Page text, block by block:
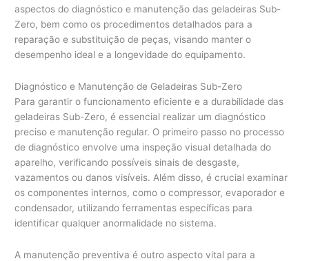
aspectos do diagnóstico e manutenção das geladeiras Sub-
Zero, bem como os procedimentos detalhados para a
reparação e substituição de peças, visando manter o
desempenho ideal e a longevidade do equipamento.
Diagnóstico e Manutenção de Geladeiras Sub-Zero
Para garantir o funcionamento eficiente e a durabilidade das
geladeiras Sub-Zero, é essencial realizar um diagnóstico
preciso e manutenção regular. O primeiro passo no processo
de diagnóstico envolve uma inspeção visual detalhada do
aparelho, verificando possíveis sinais de desgaste,
vazamentos ou danos visíveis. Além disso, é crucial examinar
os componentes internos, como o compressor, evaporador e
condensador, utilizando ferramentas específicas para
identificar qualquer anormalidade no sistema.
A manutenção preventiva é outro aspecto vital para a